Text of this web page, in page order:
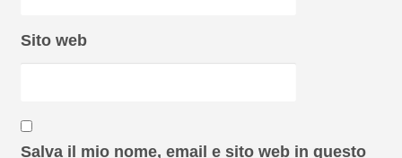
Sito web
Salva il mio nome, email e sito web in questo